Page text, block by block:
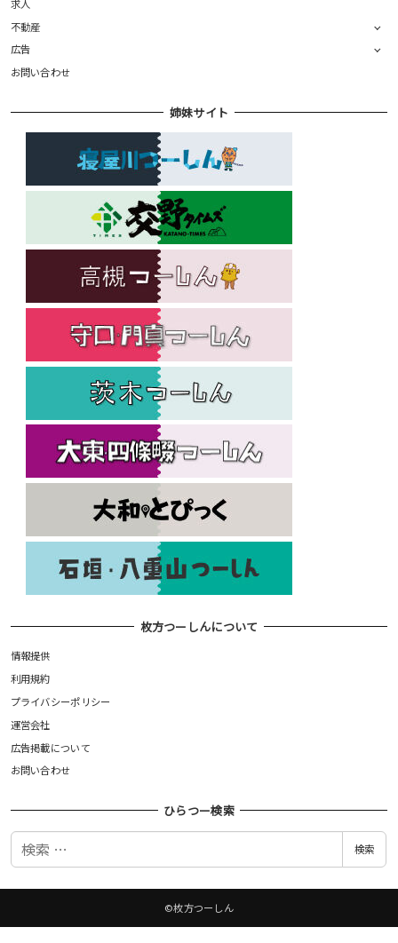
求人
不動産
広告
お問い合わせ
姉妹サイト
枚方つーしんについて
情報提供
利用規約
プライバシーポリシー
運営会社
広告掲載について
お問い合わせ
ひらつー検索
検
検索
©枚方つーしん